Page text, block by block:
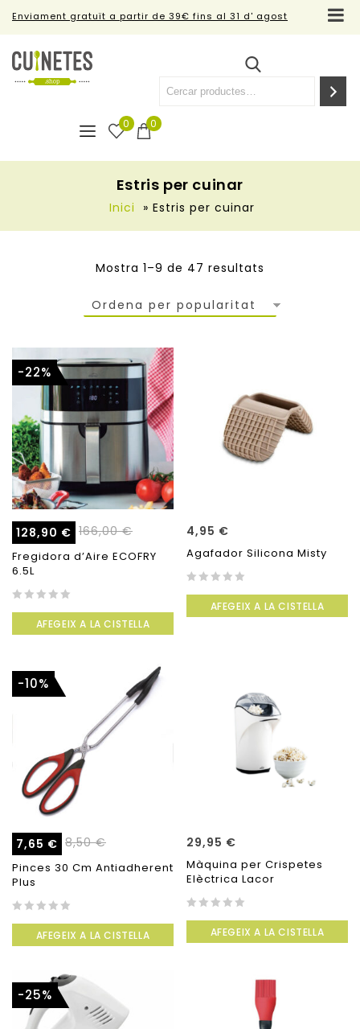
Enviament gratuït a partir de 39€ fins al 31 d' agost
0
0
Estris per cuinar
Inici » Estris per cuinar
Mostra 1–9 de 47 resultats
Ordena per popularitat
-22%
166,00€
128,90 €
Fregidora d’Aire ECOFRY
6.5L
of
AFEGEIX A LA CISTELLA
4,95 €
Agafador Silicona Misty
of
AFEGEIX A LA CISTELLA
-10%
8,50€
7,65 €
Pinces 30 Cm Antiadherent
Plus
of
AFEGEIX A LA CISTELLA
29,95 €
Màquina per Crispetes
Elèctrica Lacor
of
AFEGEIX A LA CISTELLA
-25%